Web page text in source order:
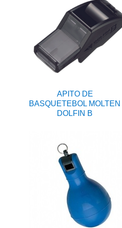
APITO DE
BASQUETEBOL MOLTEN
DOLFIN B